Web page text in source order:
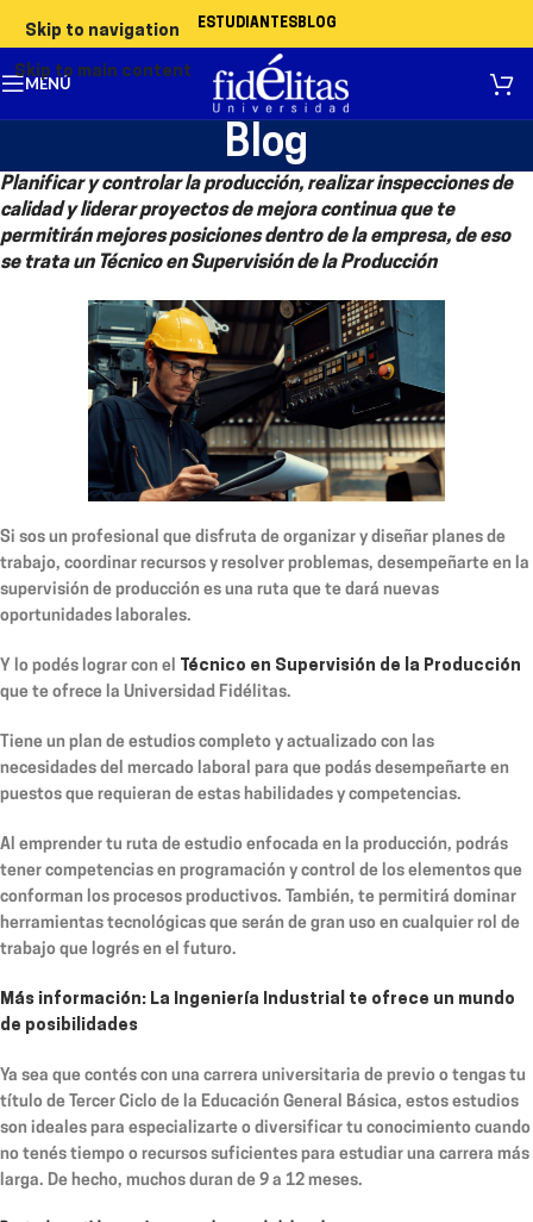
Skip to navigation
Skip to main content
ESTUDIANTESBLOG
MENÚ
Blog
Planificar y controlar la producción, realizar inspecciones de
calidad y liderar proyectos de mejora continua que te
permitirán mejores posiciones dentro de la empresa, de eso
se trata un Técnico en Supervisión de la Producción
Si sos un profesional que disfruta de organizar y diseñar planes de
trabajo, coordinar recursos y resolver problemas, desempeñarte en la
supervisión de producción es una ruta que te dará nuevas
oportunidades laborales.
Y lo podés lograr con el Técnico en Supervisión de la Producción
que te ofrece la Universidad Fidélitas.
Tiene un plan de estudios completo y actualizado con las
necesidades del mercado laboral para que podás desempeñarte en
puestos que requieran de estas habilidades y competencias.
Al emprender tu ruta de estudio enfocada en la producción, podrás
tener competencias en programación y control de los elementos que
conforman los procesos productivos. También, te permitirá dominar
herramientas tecnológicas que serán de gran uso en cualquier rol de
trabajo que logrés en el futuro.
Más información: La Ingeniería Industrial te ofrece un mundo
de posibilidades
Ya sea que contés con una carrera universitaria de previo o tengas tu
título de Tercer Ciclo de la Educación General Básica, estos estudios
son ideales para especializarte o diversificar tu conocimiento cuando
no tenés tiempo o recursos suficientes para estudiar una carrera más
larga. De hecho, muchos duran de 9 a 12 meses.